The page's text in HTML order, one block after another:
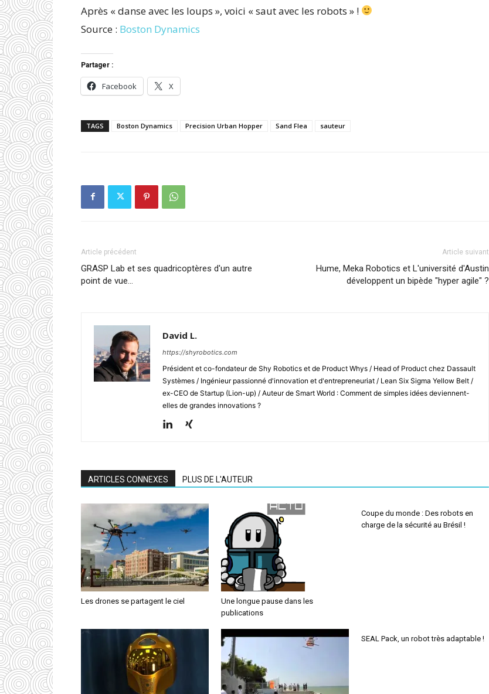
Après « danse avec les loups », voici « saut avec les robots » !
Source : Boston Dynamics
Partager :
Facebook X
TAGS Boston Dynamics Precision Urban Hopper Sand Flea sauteur
Article précédent
GRASP Lab et ses quadricoptères d'un autre
point de vue…
Article suivant
Hume, Meka Robotics et L'université d'Austin
développent un bipède "hyper agile" ?
David L.
https://shyrobotics.com
Président et co-fondateur de Shy Robotics et de Product Whys / Head of Product chez Dassault
Systèmes / Ingénieur passionné d'innovation et d'entrepreneuriat / Lean Six Sigma Yellow Belt /
ex-CEO de Startup (Lion-up) / Auteur de Smart World : Comment de simples idées deviennent-
elles de grandes innovations ?
ARTICLES CONNEXES PLUS DE L'AUTEUR
Les drones se partagent le ciel
Une longue pause dans les
publications
Coupe du monde : Des robots en
charge de la sécurité au Brésil !
SEAL Pack, un robot très adaptable !